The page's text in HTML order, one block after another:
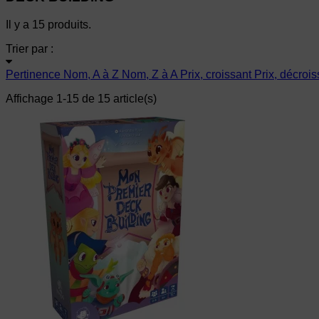
Il y a 15 produits.
Trier par :
Pertinence Nom, A à Z Nom, Z à A Prix, croissant Prix,
Affichage 1-15 de 15 article(s)